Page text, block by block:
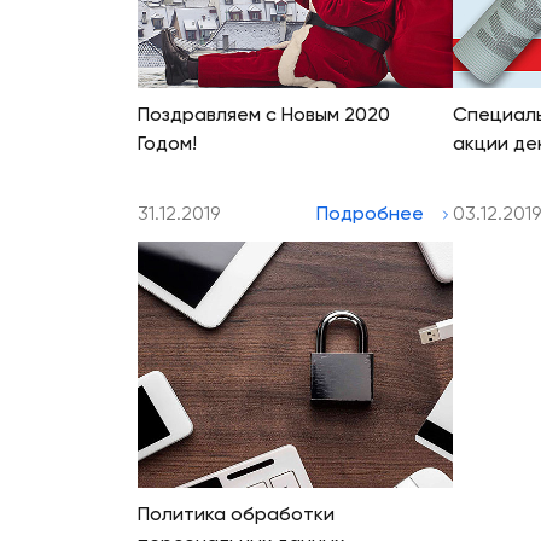
Поздравляем с Новым 2020
Годом!
31.12.2019 Подробнее
акции
03.12.2019
Политика обработки